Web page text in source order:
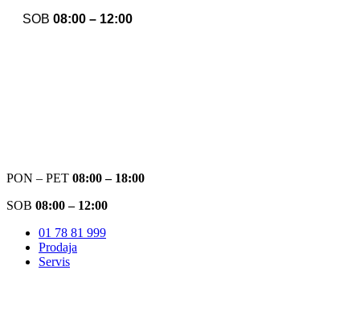
SOB 08:00 – 12:00
PON – PET 08:00 – 18:00
SOB 08:00 – 12:00
01 78 81 999
Prodaja
Servis